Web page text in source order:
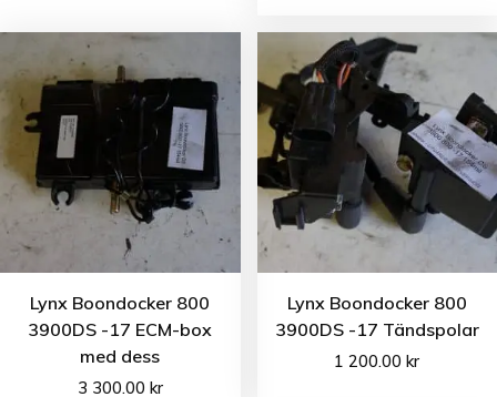
Lynx Boondocker 800
3900DS -17 ECM-box
med dess
3 300.00 kr
Lynx Boondocker 800
3900DS -17 Tändspolar
1 200.00kr